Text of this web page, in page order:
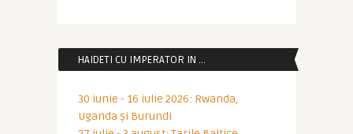
HAIDETI CU IMPERATOR IN …
30 iunie - 16 iulie 2026: Rwanda,
Uganda și Burundi